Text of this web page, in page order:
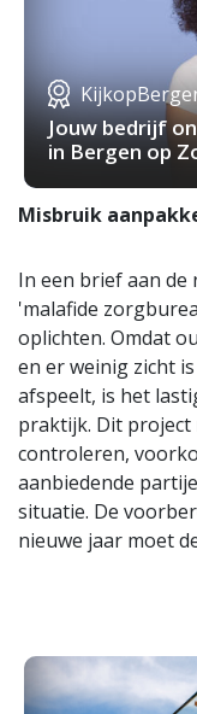
Jouw bedrijf
in Bergen op
Misbruik
In een brief aan de
'malafide
oplichten. Omdat
en er weinig zicht
afspeelt, is het
praktijk. Dit project
controleren,
aanbiedende
situatie. De
nieuwe jaar moet